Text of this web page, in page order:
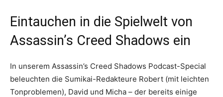
Eintauchen in die Spielwelt von
Assassin’s Creed Shadows ein
In unserem Assassin’s Creed Shadows Podcast-Special
beleuchten die Sumikai-Redakteure Robert (mit leichten
Tonproblemen), David und Micha – der bereits einige